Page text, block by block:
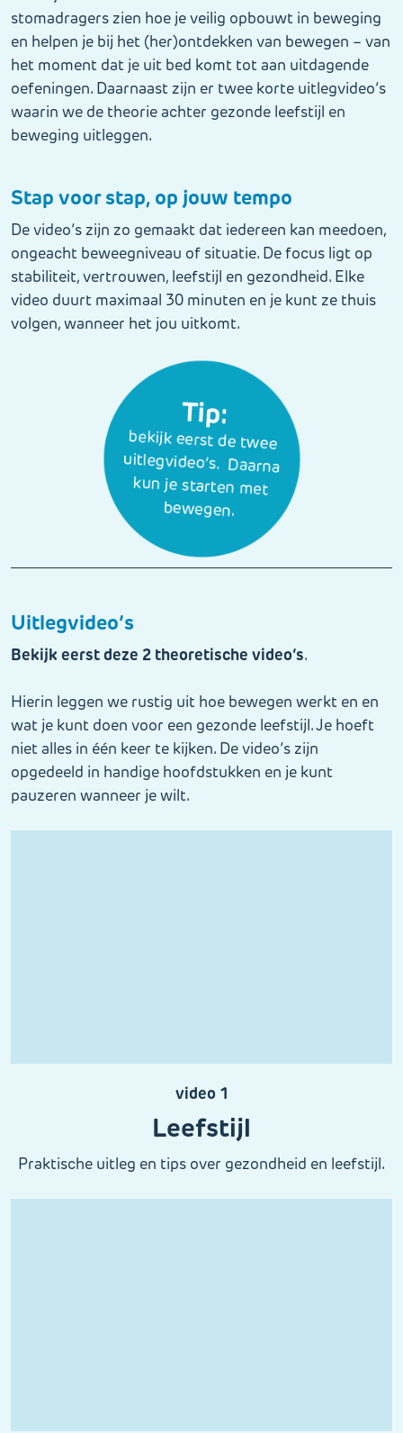
stomadragers zien hoe je veilig opbouwt in beweging
en helpen je bij het (her)ontdekken van bewegen – van
het moment dat je uit bed komt tot aan uitdagende
oefeningen. Daarnaast zijn er twee korte uitlegvideo’s
waarin we de theorie achter gezonde leefstijl en
beweging uitleggen.
Stap voor stap, op jouw tempo
De video’s zijn zo gemaakt dat iedereen kan meedoen,
ongeacht beweegniveau of situatie. De focus ligt op
stabiliteit, vertrouwen, leefstijl en gezondheid. Elke
video duurt maximaal 30 minuten en je kunt ze thuis
volgen, wanneer het jou uitkomt.
Uitlegvideo’s
Bekijk eerst deze 2 theoretische video’s.
Hierin leggen we rustig uit hoe bewegen werkt en en
wat je kunt doen voor een gezonde leefstijl. Je hoeft
niet alles in één keer te kijken. De video’s zijn
opgedeeld in handige hoofdstukken en je kunt
pauzeren wanneer je wilt.
video 1
Leefstijl
Praktische uitleg en tips over gezondheid en leefstijl.